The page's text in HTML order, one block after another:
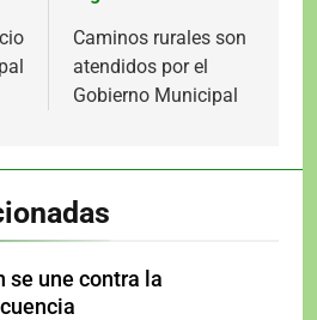
Caminos rurales son
atendidos por el
Gobierno Municipal
se une contra la